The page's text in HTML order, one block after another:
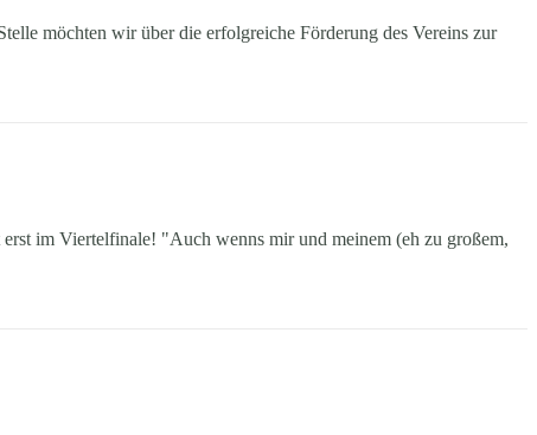
möchten wir über die erfolgreiche Förderung des Vereins zur
im Viertelfinale! "Auch wenns mir und meinem (eh zu großem,